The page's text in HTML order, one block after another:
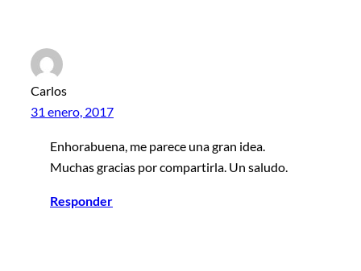
Carlos
31 enero, 2017
Enhorabuena, me parece una gran idea.
Muchas gracias por compartirla. Un saludo.
Responder